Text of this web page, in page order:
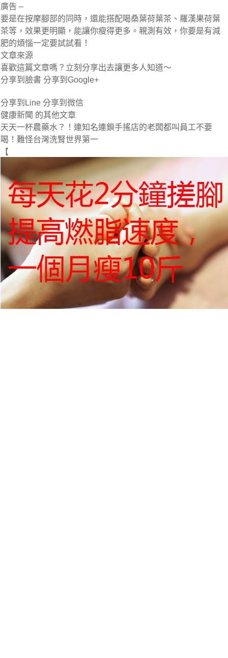
廣告 –
要是在按摩腳部的同時，還能搭配喝桑葉荷葉茶、羅漢果荷葉
茶等，效果更明顯，能讓你瘦得更多。親測有效，你要是有減
肥的煩惱一定要試試看！
文章來源
喜歡這篇文章嗎？立刻分享出去讓更多人知道～
分享到臉書 分享到Google+
分享到Line 分享到微信
健康新聞 的其他文章
天天一杯農藥水？！連知名連鎖手搖店的老闆都叫員工不要
喝！難怪台灣洗腎世界第一
【